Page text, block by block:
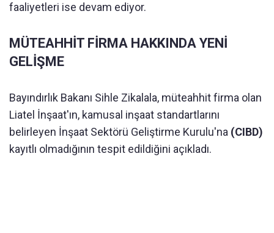
faaliyetleri ise devam ediyor.
MÜTEAHHİT FİRMA HAKKINDA YENİ
GELİŞME
Bayındırlık Bakanı Sihle Zikalala, müteahhit firma olan
Liatel İnşaat'ın, kamusal inşaat standartlarını
belirleyen İnşaat Sektörü Geliştirme Kurulu'na (CIBD)
kayıtlı olmadığının tespit edildiğini açıkladı.